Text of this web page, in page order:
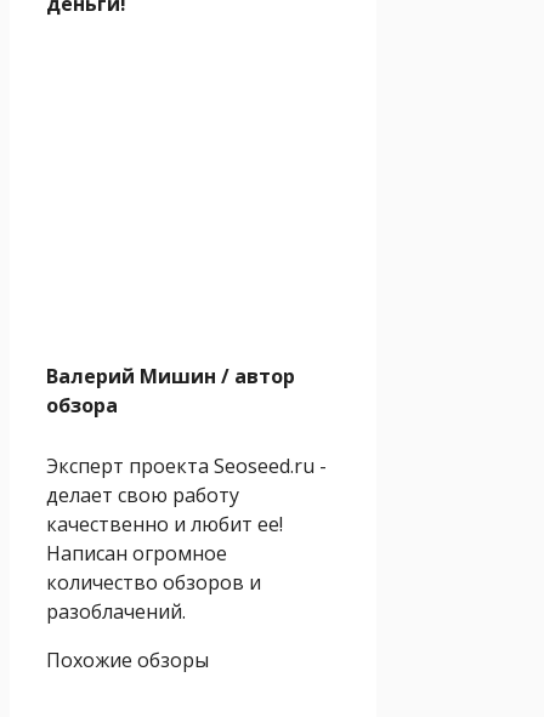
Валерий Мишин / автор
обзора
Эксперт проекта Seoseed.ru -
делает свою работу
качественно и любит ее!
Написан огромное
количество обзоров и
разоблачений.
Похожие обзоры